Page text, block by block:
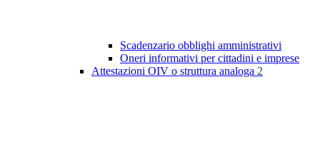
Scadenzario obblighi amministrativi
Oneri informativi per cittadini e imprese
Attestazioni OIV o struttura analoga 2